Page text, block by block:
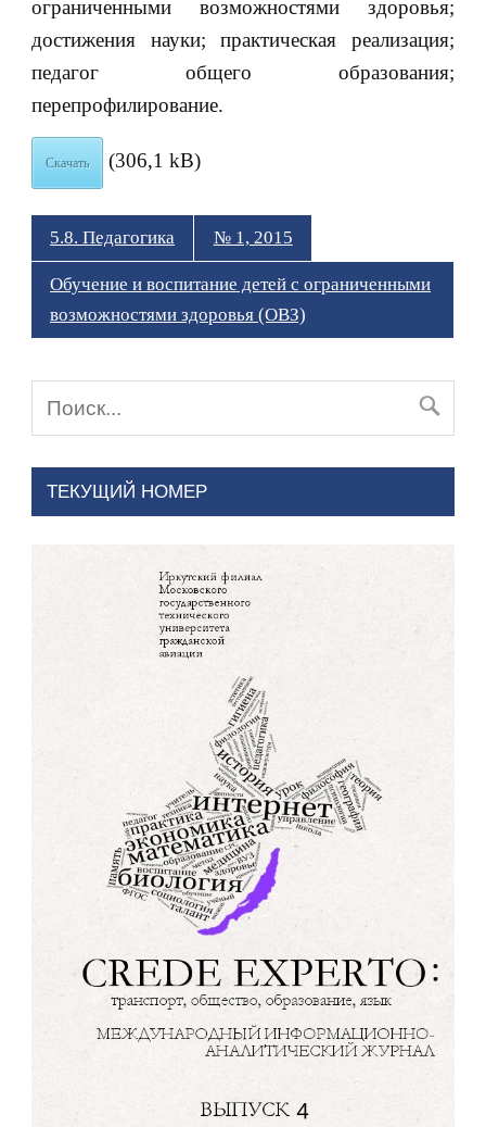
ограниченными возможностями здоровья;
достижения науки; практическая реализация;
педагог общего образования;
перепрофилирование.
Скачать (306,1 kB)
5.8. Педагогика № 1, 2015
Обучение и воспитание детей с ограниченными
возможностями здоровья (ОВЗ)
ТЕКУЩИЙ НОМЕР